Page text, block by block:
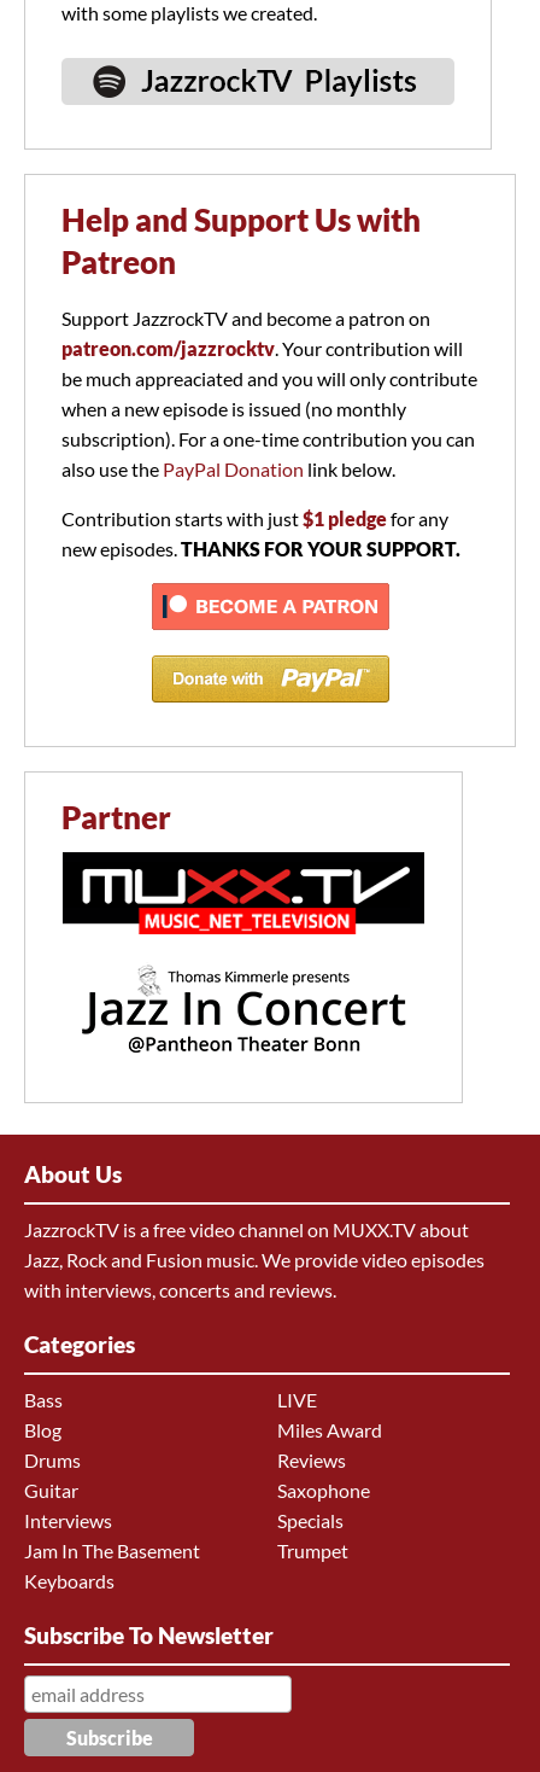
with some playlists we created.
Help and Support Us with
Patreon
Support JazzrockTV and become a patron on
patreon.com/jazzrocktv. Your contribution will
be much appreaciated and you will only contribute
when a new episode is issued (no monthly
subscription). For a one-time contribution you can
also use the PayPal Donation link below.
Contribution starts with just$1 pledgefor any
new episodes.THANKS FOR YOUR SUPPORT.
Partner
About Us
JazzrockTV is a free video channel on MUXX.TV about
Jazz, Rock and Fusion music. We provide video episodes
with interviews, concerts and reviews.
Categories
Bass
Blog
Drums
Guitar
Interviews
Jam In The Basement
Keyboards
LIVE
Miles Award
Reviews
Saxophone
Specials
Trumpet
Subscribe To Newsletter